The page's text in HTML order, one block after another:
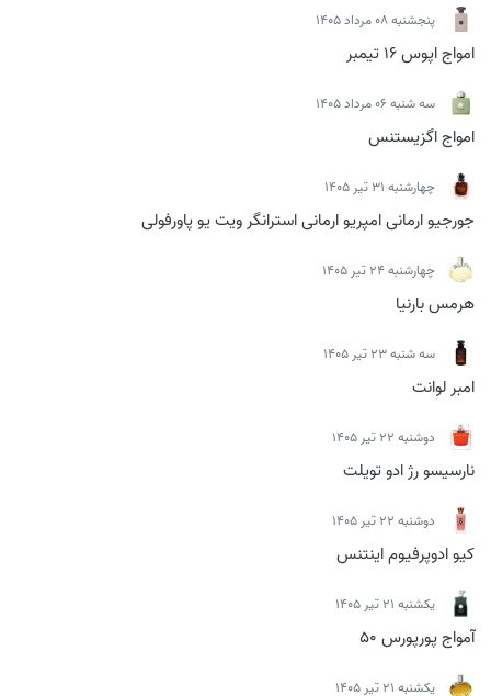
پنجشنبه 08 مرداد 1405
امواج اپوس 16 تیمبر
سه شنبه 06 مرداد 1405
امواج اگزیستنس
چهارشنبه 31 تیر 1405
جورجیو ارمانی امپریو ارمانی استرانگر ویت یو پاورفولی
چهارشنبه 24 تیر 1405
هرمس بارنیا
سه شنبه 23 تیر 1405
امبر لوانت
دوشنبه 22 تیر 1405
نارسیسو رژ ادو تویلت
دوشنبه 22 تیر 1405
کیو ادوپرفیوم اینتنس
يكشنبه 21 تیر 1405
آمواج پورپورس 50
يكشنبه 21 تیر 1405